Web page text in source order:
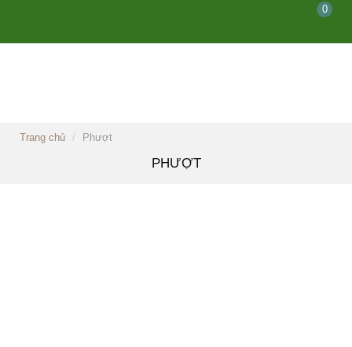
0
Trang chủ Phượt
PHƯỢT